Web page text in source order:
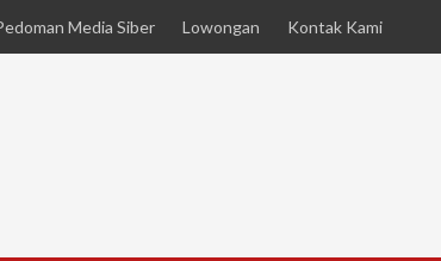
Media Siber Lowongan Kontak Kami